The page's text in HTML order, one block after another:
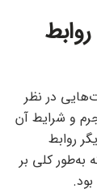
در نظر
و شرایط آن
روابط
به‌طور کلی بر